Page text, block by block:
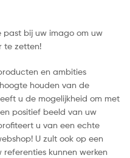
past bij uw imago om uw
te zetten!
en ambities
houden van de
u de mogelijkheid om met
positief beeld van uw
u van een echte
U zult ook op een
kunnen werken